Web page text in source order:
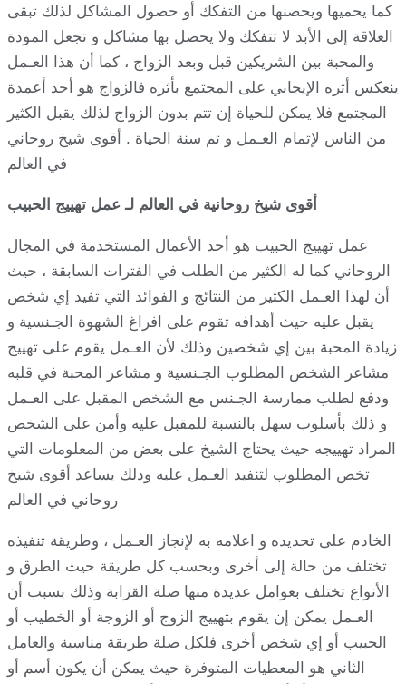
كما يحميها ويحصنها من التفكك أو حصول المشاكل لذلك تبقى
العلاقة إلى الأبد لا تتفكك ولا يحصل بها مشاكل و تجعل المودة
والمحبة بين الشريكين قبل وبعد الزواج ، كما أن هذا العـمل
ينعكس أثره الإيجابي على المجتمع بأثره فالزواج هو أحد أعمدة
المجتمع فلا يمكن للحياة إن تتم بدون الزواج لذلك يقبل الكثير
من الناس لإتمام العـمل و تم سنة الحياة . أقوى شيخ روحاني
في العالم
عمل تهييج الحبيب هو أحد الأعمال المستخدمة في المجال
الروحاني كما له الكثير من الطلب في الفترات السابقة ، حيث
أن لهذا العـمل الكثير من النتائج و الفوائد التي تفيد إي شخص
يقبل عليه حيث أهدافه تقوم على افراغ الشهوة الجـنسية و
زيادة المحبة بين إي شخصين وذلك لأن العـمل يقوم على تهييج
مشاعر الشخص المطلوب الجـنسية و مشاعر المحبة في قلبه
ودفع لطلب ممارسة الجـنس مع الشخص المقبل على العـمل
و ذلك بأسلوب سهل بالنسبة للمقبل عليه وأمن على الشخص
المراد تهييجه حيث يحتاج الشيخ على بعض من المعلومات التي
تخص المطلوب لتنفيذ العـمل عليه وذلك يساعد أقوى شيخ
روحاني في العالم
الخادم على تحديده و اعلامه به لإنجاز العـمل ، وطريقة تنفيذه
تختلف من حالة إلى أخرى وبحسب كل طريقة حيث الطرق و
الأنواع تختلف بعوامل عديدة منها صلة القرابة وذلك بسبب أن
العـمل يمكن إن يقوم بتهييج الزوج أو الزوجة أو الخطيب أو
الحبيب أو إي شخص أخرى فلكل صلة طريقة مناسبة والعامل
الثاني هو المعطيات المتوفرة حيث يمكن أن يكون أسم أو